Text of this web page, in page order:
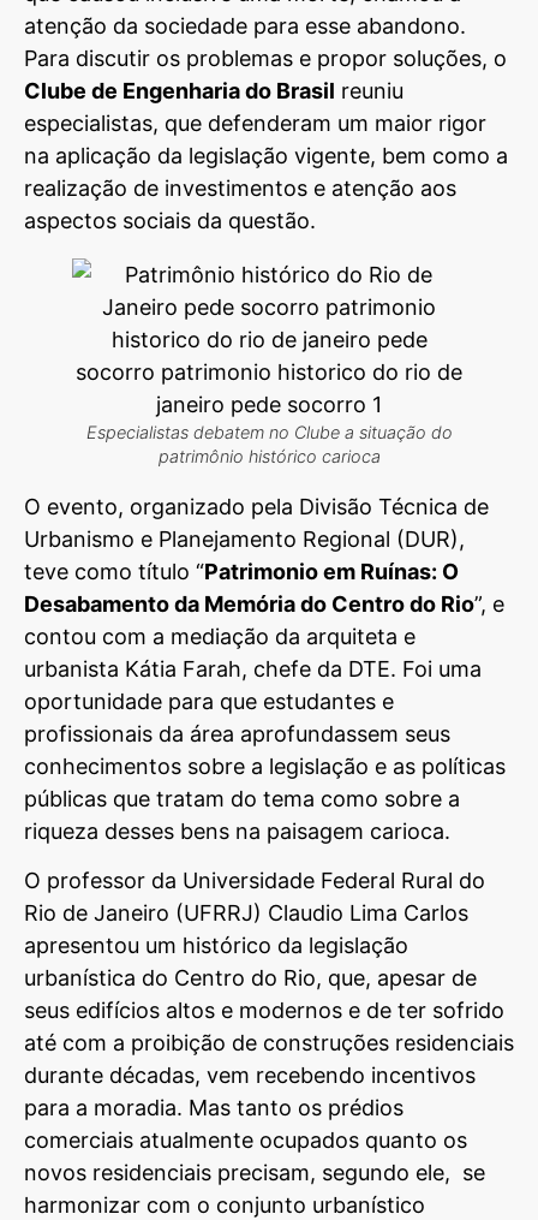
atenção da sociedade para esse abandono.
Para discutir os problemas e propor soluções, o
Clube de Engenharia do Brasil reuniu
especialistas, que defenderam um maior rigor
na aplicação da legislação vigente, bem como a
realização de investimentos e atenção aos
aspectos sociais da questão.
Especialistas debatem no Clube a situação do
patrimônio histórico carioca
O evento, organizado pela Divisão Técnica de
Urbanismo e Planejamento Regional (DUR),
teve como título “Patrimonio em Ruínas: O
Desabamento da Memória do Centro do Rio”, e
contou com a mediação da arquiteta e
urbanista Kátia Farah, chefe da DTE. Foi uma
oportunidade para que estudantes e
profissionais da área aprofundassem seus
conhecimentos sobre a legislação e as políticas
públicas que tratam do tema como sobre a
riqueza desses bens na paisagem carioca.
O professor da Universidade Federal Rural do
Rio de Janeiro (UFRRJ) Claudio Lima Carlos
apresentou um histórico da legislação
urbanística do Centro do Rio, que, apesar de
seus edifícios altos e modernos e de ter sofrido
até com a proibição de construções residenciais
durante décadas, vem recebendo incentivos
para a moradia. Mas tanto os prédios
comerciais atualmente ocupados quanto os
novos residenciais precisam, segundo ele, se
harmonizar com o conjunto urbanístico